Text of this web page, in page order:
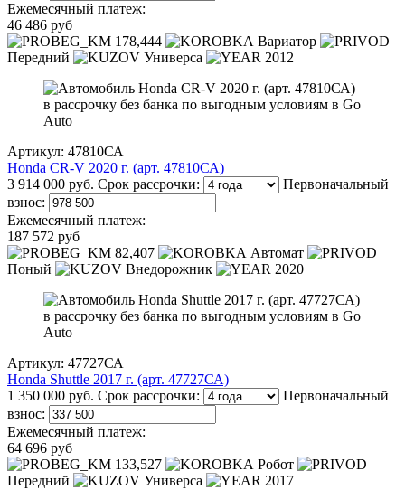
Ежемесячный платеж:
46 486 руб
178,444
Вариатор
Передний
Универса 2012
Артикул: 47810СА
Honda CR-V 2020 г. (арт. 47810СА)
3 914 000 руб. Срок рассрочки:
Первоначальный
взнос:
Ежемесячный платеж:
187 572 руб
82,407
Автомат
Поный
Внедорожник 2020
Артикул: 47727СА
Honda Shuttle 2017 г. (арт. 47727СА)
1 350 000 руб. Срок рассрочки:
Первоначальный
взнос:
Ежемесячный платеж:
64 696 руб
133,527
Робот
Передний
Универса 2017